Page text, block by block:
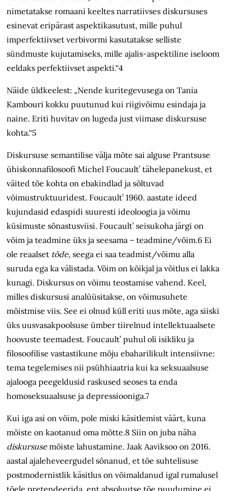
nimetatakse romaani keeltes narratiivses diskursuses
esinevat eripärast aspektikasutust, mille puhul
imperfektiivset verbivormi kasutatakse selliste
sündmuste kujutamiseks, mille ajalis-aspektiline iseloom
eeldaks perfektiivset aspekti.“4
Näide üldkeelest: „Nende kuritegevusega on Tania
Kambouri kokku puutunud kui riigivõimu esindaja ja
naine. Eriti huvitav on lugeda just viimase diskursuse
kohta.“5
Diskursuse semantilise välja mõte sai alguse Prantsuse
ühiskonnafilosoofi Michel Foucault’ tähelepanekust, et
väited tõe kohta on ebakindlad ja sõltuvad
võimustruktuuridest. Foucault’ 1960. aastate ideed
kujundasid edaspidi suuresti ideoloogia ja võimu
küsimuste sõnastusviisi. Foucault’ seisukoha järgi on
võim ja teadmine üks ja seesama – teadmine/võim.6 Ei
ole reaalset tõde, seega ei saa teadmist/võimu alla
suruda ega ka välistada. Võim on kõikjal ja võitlus ei lakka
kunagi. Diskursus on võimu teostamise vahend. Keel,
milles diskursusi analüüsitakse, on võimusuhete
mõistmise viis. See ei olnud küll eriti uus mõte, aga siiski
üks uusvasakpoolsuse ümber tiirelnud intellektuaalsete
hoovuste teemadest. Foucault’ puhul oli isikliku ja
filosoofilise vastastikune mõju ebaharilikult intensiivne:
tema tegelemises nii psühhiaatria kui ka seksuaalsuse
ajalooga peegeldusid raskused seoses ta enda
homoseksuaalsuse ja depressiooniga.7
Kui iga asi on võim, pole miski käsitlemist väärt, kuna
mõiste on kaotanud oma mõtte.8 Siin on juba näha
diskursusemõiste lahustamine. Jaak Aaviksoo on 2016.
aastal ajaleheveergudel sõnanud, et tõe suhtelisuse
postmodernistlik käsitlus on võimaldanud igal rumalusel